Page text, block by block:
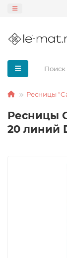
Ресницы
Ресницы
20 линий